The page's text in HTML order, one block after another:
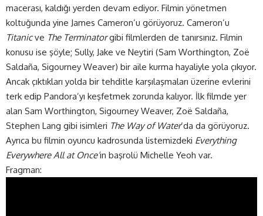
macerası, kaldığı yerden devam ediyor. Filmin yönetmen
koltuğunda yine James Cameron’u görüyoruz. Cameron’u
Titanicve The Terminatorgibi filmlerden de tanırsınız. Filmin
konusu ise şöyle; Sully, Jake ve Neytiri (Sam Worthington, Zoë
Saldaña, Sigourney Weaver) bir aile kurma hayaliyle yola çıkıyor.
Ancak çıktıkları yolda bir tehditle karşılaşmaları üzerine evlerini
terk edip Pandora’yı keşfetmek zorunda kalıyor. İlk filmde yer
alan Sam Worthington, Sigourney Weaver, Zoë Saldaña,
Stephen Lang gibi isimleri The Way of Water’da da görüyoruz.
Ayrıca bu filmin oyuncu kadrosunda listemizdeki Everything
Everywhere All at Once’ın başrolü Michelle Yeoh var.
Fragman: